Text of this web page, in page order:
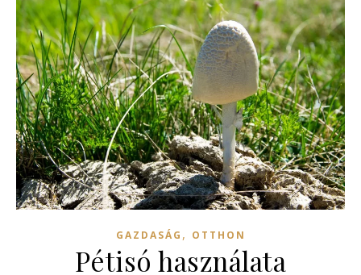
GAZDASÁG , OTTHON
Pétisó használata